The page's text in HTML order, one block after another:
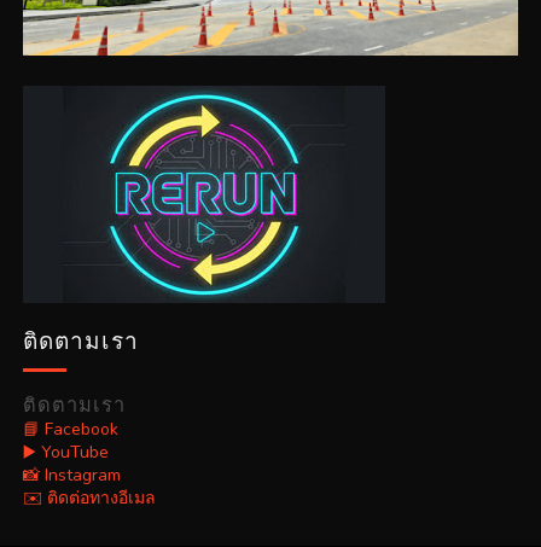
ติดตามเรา
ติดตามเรา
📘 Facebook
▶️ YouTube
📸 Instagram
✉️ ติดต่อทางอีเมล